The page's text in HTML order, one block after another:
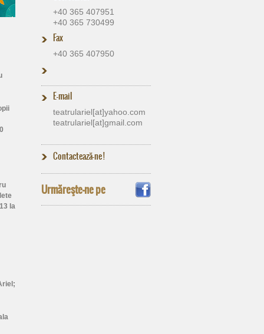
la
+40 365 407951
+40 365 730499
Fax
+40 365 407950
E-mail
teatrulariel[at]​yahoo.com
teatrulariel[at]​gmail.com
Contactează-ne !
Urmăreşte-ne pe